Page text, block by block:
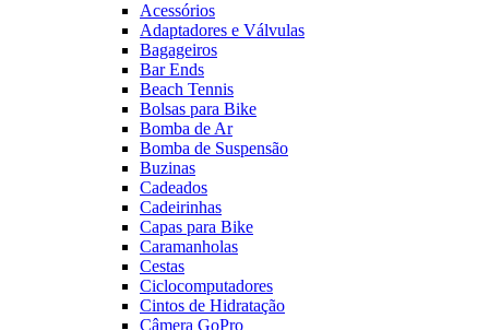
Acessórios
Adaptadores e Válvulas
Bagageiros
Bar Ends
Beach Tennis
Bolsas para Bike
Bomba de Ar
Bomba de Suspensão
Buzinas
Cadeados
Cadeirinhas
Capas para Bike
Caramanholas
Cestas
Ciclocomputadores
Cintos de Hidratação
Câmera GoPro